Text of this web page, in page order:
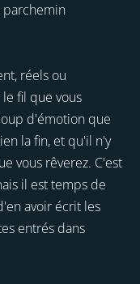
parchemin
réels ou
fil que vous
d'émotion que
la fin, et qu'il n'y
vous rêverez. C'est
il est temps de
avoir écrit les
entrés dans